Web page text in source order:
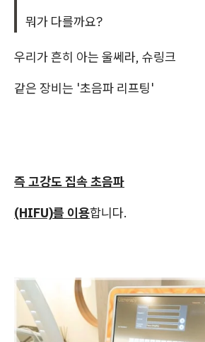
뭐가 다를까요?
우리가 흔히 아는 울쎄라, 슈링크
같은 장비는 '초음파 리프팅'
즉 고강도 집속 초음파
(HIFU)를 이용합니다.